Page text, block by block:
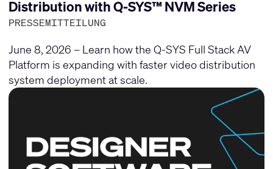
Distribution with Q-SYS™ NVM Series
PRESSEMITTEILUNG
June 8, 2026 – Learn how the Q-SYS Full Stack AV
Platform is expanding with faster video distribution
system deployment at scale.